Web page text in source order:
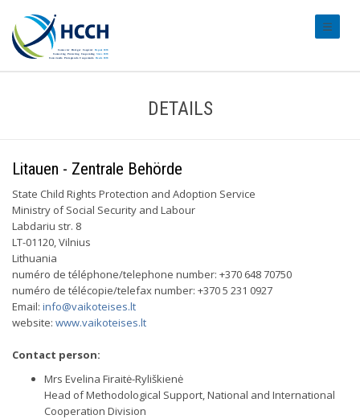
DETAILS
Litauen - Zentrale Behörde
State Child Rights Protection and Adoption Service
Ministry of Social Security and Labour
Labdariu str. 8
LT-01120, Vilnius
Lithuania
numéro de téléphone/telephone number: +370 648 70750
numéro de télécopie/telefax number: +370 5 231 0927
Email: info@vaikoteises.lt
website: www.vaikoteises.lt
Contact person:
Mrs Evelina Firaitė-Ryliškienė
Head of Methodological Support, National and International
Cooperation Division